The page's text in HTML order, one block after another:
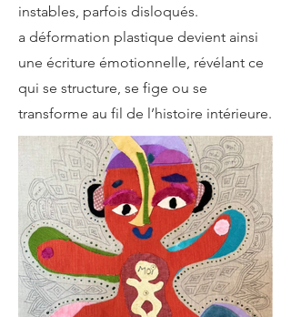
instables, parfois disloqués.
a déformation plastique devient ainsi
une écriture émotionnelle, révélant ce
qui se structure, se fige ou se
transforme au fil de l’histoire intérieure.